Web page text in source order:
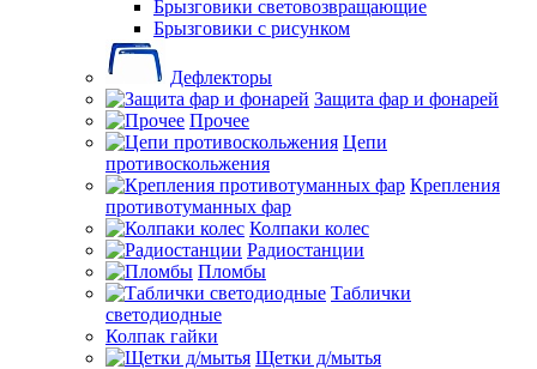
Брызговики световозвращающие
Брызговики с рисунком
Дефлекторы
Защита фар и фонарей
Прочее
Цепи
противоскольжения
Крепления
противотуманных фар
Колпаки колес
Радиостанции
Пломбы
Таблички
светодиодные
Колпак гайки
Щетки д/мытья